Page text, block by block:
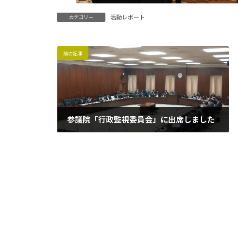
カテゴリー 活動レポート
前の記事
参議院「行政監視委員会」に出席しました